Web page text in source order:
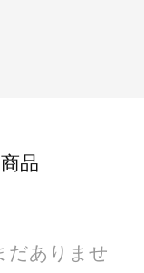
品
だありませ